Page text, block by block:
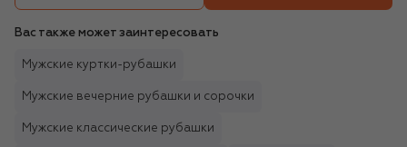
Вас также может заинтересовать
Мужские куртки-рубашки
Мужские вечерние рубашки и сорочки
Мужские классические рубашки